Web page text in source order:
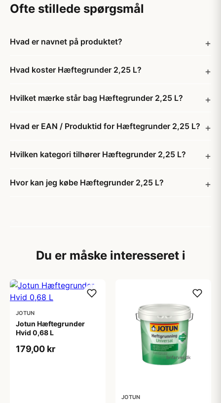
Ofte stillede spørgsmål
Hvad er navnet på produktet?
Hvad koster Hæftegrunder 2,25 L?
Hvilket mærke står bag Hæftegrunder 2,25 L?
Hvad er EAN / Produktid for Hæftegrunder 2,25 L?
Hvilken kategori tilhører Hæftegrunder 2,25 L?
Hvor kan jeg købe Hæftegrunder 2,25 L?
Du er måske interesseret i
JOTUN
Jotun Hæftegrunder
Hvid 0,68 L
179,00 kr
JOTUN